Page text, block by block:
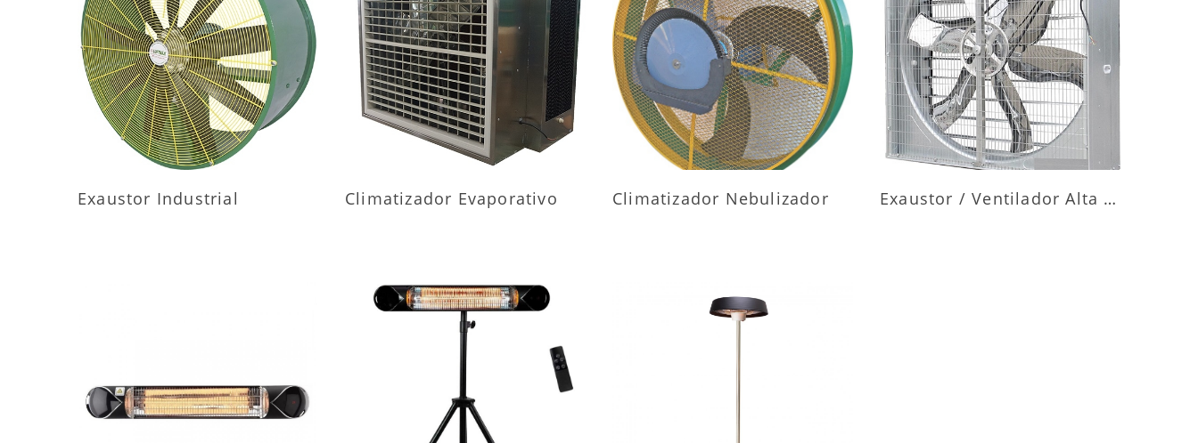
MAIS INFORMAÇÕES
Exaustor Industrial
MAIS INFORMAÇÕES
Climatizador Evaporativo
MAIS INFORMAÇÕES
Climatizador Nebulizador
MAIS INFORMAÇÕES
Exaustor / Ventilador Alta Vazão
MAIS INFORMAÇÕES MAIS INFORMAÇÕES